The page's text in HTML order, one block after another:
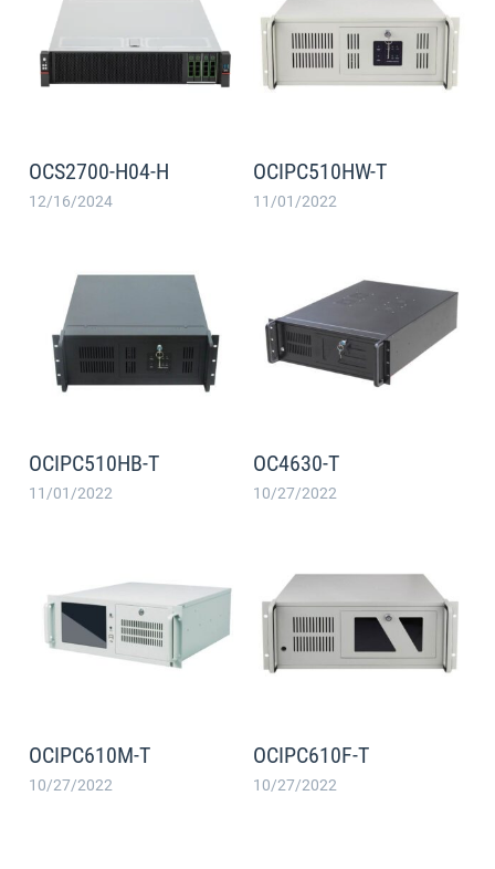
OCS2700-H04-H
12/16/2024
OCIPC510HW-T
11/01/2022
OCIPC510HB-T
11/01/2022
OC4630-T
10/27/2022
OCIPC610M-T
10/27/2022
OCIPC610F-T
10/27/2022